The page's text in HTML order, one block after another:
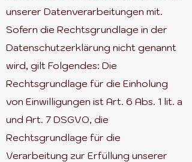
unserer Datenverarbeitungen mit.
Sofern die Rechtsgrundlage in der
Datenschutzerklärung nicht genannt
wird, gilt Folgendes: Die
Rechtsgrundlage für die Einholung
von Einwilligungen ist Art. 6 Abs. 1 lit. a
und Art. 7 DSGVO, die
Rechtsgrundlage für die
Verarbeitung zur Erfüllung unserer